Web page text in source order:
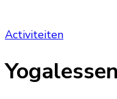
Activiteiten